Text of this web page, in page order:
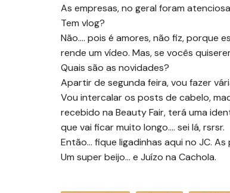
As empresas, no geral foram
Tem vlog?
Não…. pois é amores, não fiz, porque
rende um vídeo. Mas, se vocês
Quais são as novidades?
Apartir de segunda feira, vou fazer
Vou intercalar os posts de cabelo,
recebido na Beauty Fair, terá uma
que vai ficar muito longo…. sei lá, rsrsr.
Então… fique ligadinhas aqui no JC.
Um super beijo… e Juízo na Cachola.